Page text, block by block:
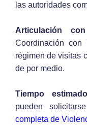
las autoridades
Articulación
Coordinación con
régimen de visitas
de por medio.
Tiempo
pueden
completa de